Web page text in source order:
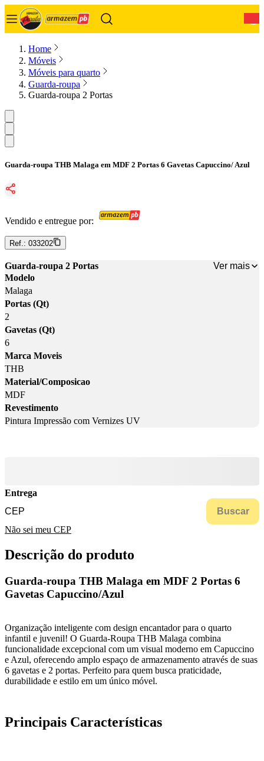
Home
Móveis
Móveis para quarto
Guarda-roupa
Guarda-roupa 2 Portas
Guarda-roupa THB Malaga em MDF 2 Portas 6 Gavetas Capuccino/ Azul
Vendido e entregue por:
Ref.: 033202
Guarda-roupa 2 Portas
Ver mais
Modelo
Malaga
Portas (Qt)
2
Gavetas (Qt)
6
Marca Moveis
THB
Material/Composicao
MDF
Revestimento
Pintura Impressão com Vernizes UV
Entrega
Buscar
Não sei meu CEP
Descrição do produto
Guarda-roupa THB Malaga em MDF 2 Portas 6
Gavetas Capuccino/Azul
Organização inteligente com design encantador para o quarto
infantil e juvenil! O Guarda-Roupa THB Malaga combina
funcionalidade excepcional com um visual moderno em Capuccino
e Azul, oferecendo amplo espaço de armazenamento através de suas
6 gavetas e 2 portas. Perfeito para quem busca praticidade,
durabilidade e estilo em um único móvel.
Principais Características